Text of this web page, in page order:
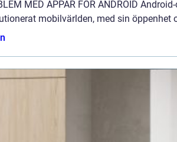
MED APPAR FÖR ANDROID
mobilvärlden, med sin öppenhet